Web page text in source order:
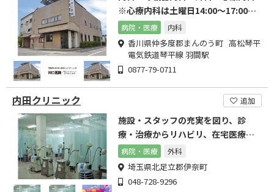
※心療内科は土曜日14:00～17:00の
みです。
病院・医療 内科
香川県仲多度郡まんのう町 高松琴平
電気鉄道琴平線 羽間駅
0877-79-0711
内田クリニック 追加
施設・スタッフの充実を図り、診
療・治療からリハビリ、在宅医療の
サービスを提供しております
病院・医療 外科
埼玉県北足立郡伊奈町
048-728-9296